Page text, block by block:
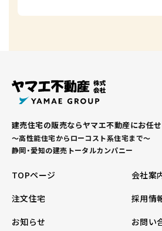
建売住宅の販売ならヤマエ不動産にお任せ
～高性能住宅からローコスト系住宅まで～
静岡・愛知の建売トータルカンパニー
TOPページ
会社案
注文住宅
採用情
お知らせ
お問い